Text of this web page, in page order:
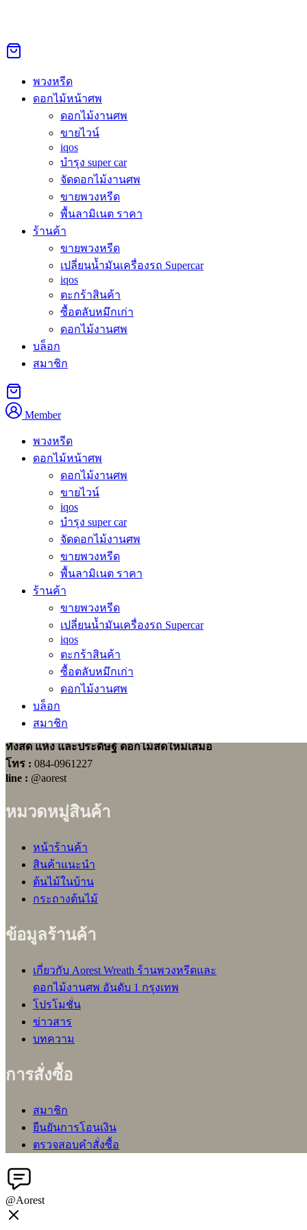
พวงหรีด
ดอกไม้หน้าศพ
ดอกไม้งานศพ
ขายไวน์
iqos
บำรุง super car
จัดดอกไม้งานศพ
ขายพวงหรีด
พื้นลามิเนต ราคา
ร้านค้า
ขายพวงหรีด
เปลี่ยนน้ำมันเครื่องรถ Supercar
iqos
ตะกร้าสินค้า
ซื้อตลับหมึกเก่า
ดอกไม้งานศพ
บล็อก
สมาชิก
Member
พวงหรีด
ดอกไม้หน้าศพ
ดอกไม้งานศพ
ขายไวน์
iqos
บำรุง super car
จัดดอกไม้งานศพ
ขายพวงหรีด
พื้นลามิเนต ราคา
ร้านค้า
ขายพวงหรีด
เปลี่ยนน้ำมันเครื่องรถ Supercar
iqos
ตะกร้าสินค้า
ซื้อตลับหมึกเก่า
ดอกไม้งานศพ
บล็อก
สมาชิก
for:
หน้าหลัก
พวงหรีดราษฎร์บูรณะ
55,000.00฿ Original
price
was:
55,000.00฿.
40,000.00฿Current
price
is:
40,000.00฿.
สั่งพวงหรีดดอกไม้สด ราษฎร์บูรณะ คุณภาพดี พวงหรีดเริ่ม
สั่งซื้อผ่าน Line @Aorest
ดอกไม้หน้าศพ
คำอธิบาย
คำอธิบาย
ร้านของเราให้บริการ จัดส่งถึงวัดในเข
เขตราษฎร์บูรณะแบ่งเป็นแขวงราษฎร์บูรณะและแขวงบางปะกอ
ซึ่งทั้งหมดเป็นวัดหลักที่ชุมชนในย่านนี้ใช้ประกอบพิธี ที
พวงหรีดราษฎร์บูรณะ มีแบบไหน ราคาเท่าไ
เรามีพวงหรีดดอกไม้สดที่คัดสรรดอกไม้คุณภาพดี พวงหรีดพัดล
บาท ออกแบบป้ายข้อความได้ตามความเหมาะสม
สั่งพวงหรีดราษฎร์บูรณะด่วนอย่างไร
แจ้งชื่อวัดผ่าน LINE หรือโทรศัพท์ ทีมงานจะจัดส่งถึงวัดภายใน
สำหรับงานศพในเขตราษฎร์บูรณะ ติดต่อสั่งพวงหรีดกับเราได้ตล
ร้านพวงหรีดเป็นธุรกิจที่ผลิตและจำหน่ายพวงหรีด
ทั้งสด แห้ง และประดิษฐ์ ดอกไม้สดใหม่เสมอ
โทร : 084-0961227
line : @aorest
หมวดหมู่สินค้า
หน้าร้านค้า
สินค้าแนะนำ
ต้นไม้ในบ้าน
กระถางต้นไม้
ข้อมูลร้านค้า
เกี่ยวกับ Aorest Wreath ร้านพวงหรีดและ
ดอกไม้งานศพ อันดับ 1 กรุงเทพ
โปรโมชั่น
ข่าวสาร
บทความ
การสั่งซื้อ
สมาชิก
ยืนยันการโอนเงิน
ตรวจสอบคำสั่งซื้อ
@Aorest